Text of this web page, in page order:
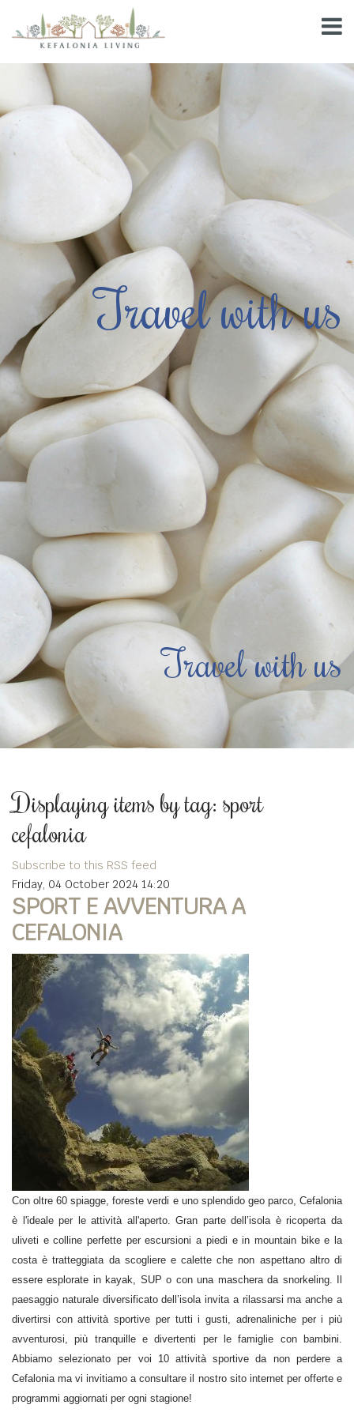
Travel with us
Travel with us
Displaying items by tag: sport
cefalonia
Subscribe to this RSS feed
Friday, 04 October 2024 14:20
SPORT E AVVENTURA A
CEFALONIA
Con oltre 60 spiagge, foreste verdi e uno splendido geo parco, Cefalonia
è l'ideale per le attività all'aperto. Gran parte dell’isola è ricoperta da
uliveti e colline perfette per escursioni a piedi e in mountain bike e la
costa è tratteggiata da scogliere e calette che non aspettano altro di
essere esplorate in kayak, SUP o con una maschera da snorkeling. Il
paesaggio naturale diversificato dell’isola invita a rilassarsi ma anche a
divertirsi con attività sportive per tutti i gusti, adrenaliniche per i più
avventurosi, più tranquille e divertenti per le famiglie con bambini.
Abbiamo selezionato per voi 10 attività sportive da non perdere a
Cefalonia ma vi invitiamo a consultare il nostro sito internet per offerte e
programmi aggiornati per ogni stagione!